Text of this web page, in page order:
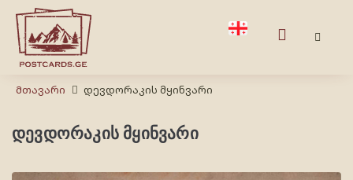
Მთავარი დევდორაკის მყინვარი
დევდორაკის მყინვარი